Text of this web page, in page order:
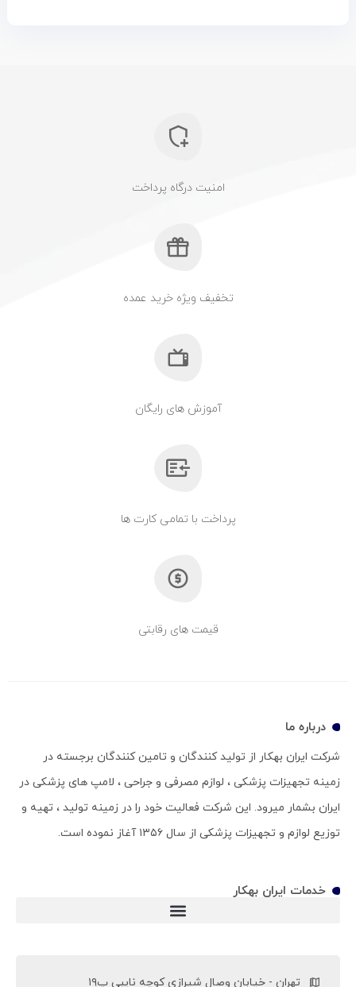
امنیت درگاه پرداخت
تخفیف ویژه خرید عمده
آموزش های رایگان
پرداخت با تمامی کارت ها
قیمت های رقابتی
درباره ما
شرکت ایران بهکار از تولید کنندگان و تامین کنندگان برجسته در
زمینه تجهیزات پزشکی ، لوازم مصرفی و جراحی ، لامپ های پزشکی در
ایران بشمار میرود. این شرکت فعالیت خود را در زمینه تولید ، تهیه و
توزیع لوازم و تجهیزات پزشکی از سال ۱۳۵۶ آغاز نموده است.
خدمات ایران بهکار
تهران - خیابان وصال شیرازی کوچه نایبی پ۱۹